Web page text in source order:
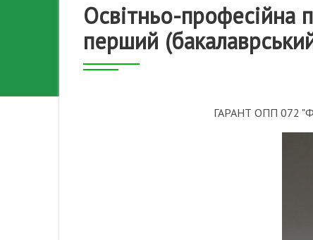
Освітньо-професійна
перший
ГАРАНТ ОПП 072